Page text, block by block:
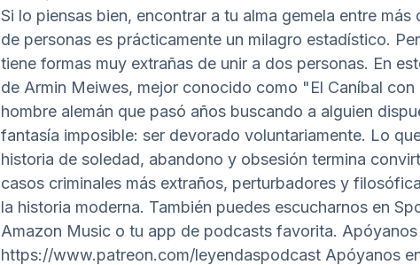
Si lo piensas bien, encontrar a tu alma gemela entre más
de personas es prácticamente un milagro estadístico.
tiene formas muy extrañas de unir a dos personas. En
de Armin Meiwes, mejor conocido como "El Caníbal con
hombre alemán que pasó años buscando a alguien
fantasía imposible: ser devorado voluntariamente. Lo
historia de soledad, abandono y obsesión termina
casos criminales más extraños, perturbadores y
la historia moderna. También puedes escucharnos en
Amazon Music o tu app de podcasts favorita. Apóyanos
https://www.patreon.com/leyendaspodcast Apóyanos